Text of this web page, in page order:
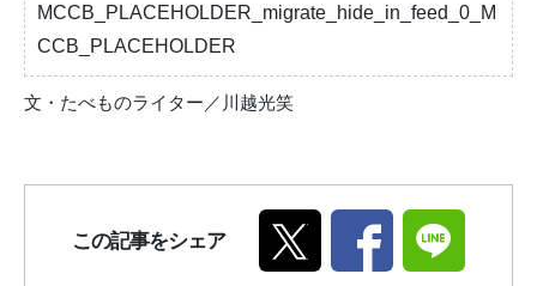
MCCB_PLACEHOLDER_migrate_hide_in_feed_0_M
CCB_PLACEHOLDER
文・たべものライター／川越光笑
この記事をシェア